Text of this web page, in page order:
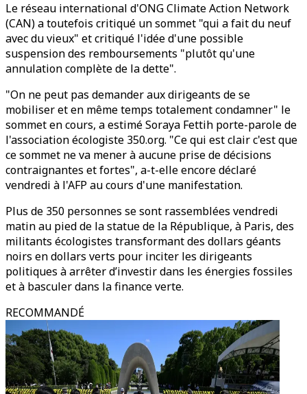
Le réseau international d'ONG Climate Action Network
(CAN) a toutefois critiqué un sommet "qui a fait du neuf
avec du vieux" et critiqué l'idée d'une possible
suspension des remboursements "plutôt qu'une
annulation complète de la dette".
"On ne peut pas demander aux dirigeants de se
mobiliser et en même temps totalement condamner" le
sommet en cours, a estimé Soraya Fettih porte-parole de
l'association écologiste 350.org. "Ce qui est clair c'est que
ce sommet ne va mener à aucune prise de décisions
contraignantes et fortes", a-t-elle encore déclaré
vendredi à l'AFP au cours d'une manifestation.
Plus de 350 personnes se sont rassemblées vendredi
matin au pied de la statue de la République, à Paris, des
militants écologistes transformant des dollars géants
noirs en dollars verts pour inciter les dirigeants
politiques à arrêter d’investir dans les énergies fossiles
et à basculer dans la finance verte.
RECOMMANDÉ